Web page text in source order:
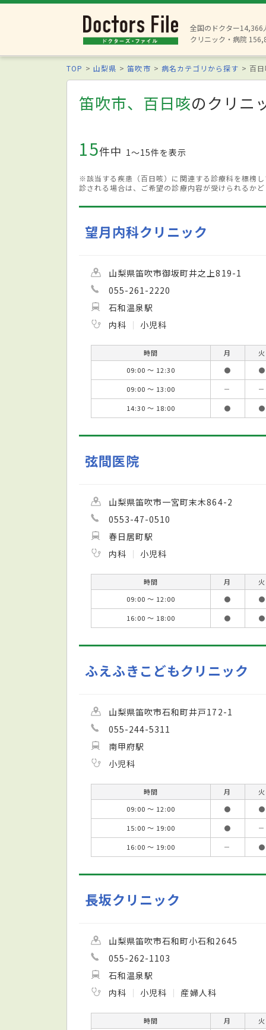
全国のドクター14,366
クリニック・病院
TOP 山梨県 笛吹市 病名カテゴリから探す 百
笛吹市、百日咳のクリニ
15件中 1〜15件を表示
※該当する疾患（百日咳）に関連する診療科を標榜
診される場合は、ご希望の診療内容が受けられるか
望月内科クリニック
山梨県笛吹市御坂町井之上819-1
055-261-2220
石和温泉駅
内科
小児科
時間 月 火
09:00 ～ 12:30
● ●
09:00 ～ 13:00
－ －
14:30 ～ 18:00
● ●
弦間医院
山梨県笛吹市一宮町末木864-2
0553-47-0510
春日居町駅
内科
小児科
時間 月 火
09:00 ～ 12:00
● ●
16:00 ～ 18:00
● ●
ふえふきこどもクリニック
山梨県笛吹市石和町井戸172-1
055-244-5311
南甲府駅
小児科
時間 月 火
09:00 ～ 12:00
● ●
15:00 ～ 19:00
● －
16:00 ～ 19:00
－ ●
長坂クリニック
山梨県笛吹市石和町小石和2645
055-262-1103
石和温泉駅
内科
小児科 産婦人科
時間 月 火